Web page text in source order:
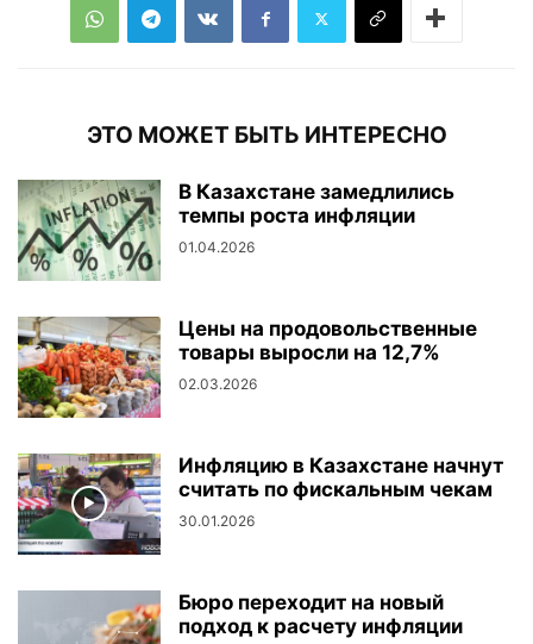
ЭТО МОЖЕТ БЫТЬ ИНТЕРЕСНО
В Казахстане замедлились
темпы роста инфляции
01.04.2026
Цены на продовольственные
товары выросли на 12,7%
02.03.2026
Инфляцию в Казахстане начнут
считать по фискальным чекам
30.01.2026
Бюро переходит на новый
подход к расчету инфляции